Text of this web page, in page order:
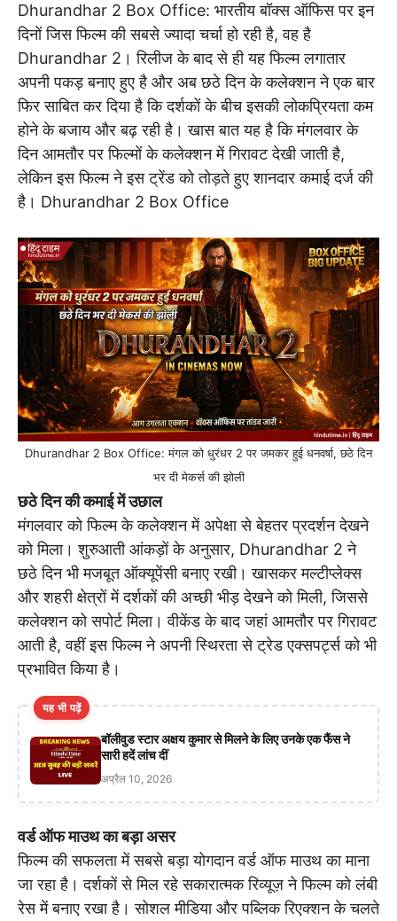
Dhurandhar 2 Box Office: भारतीय बॉक्स ऑफिस पर इन
दिनों जिस फिल्म की सबसे ज्यादा चर्चा हो रही है, वह है
Dhurandhar 2। रिलीज के बाद से ही यह फिल्म लगातार
अपनी पकड़ बनाए हुए है और अब छठे दिन के कलेक्शन ने एक बार
फिर साबित कर दिया है कि दर्शकों के बीच इसकी लोकप्रियता कम
होने के बजाय और बढ़ रही है। खास बात यह है कि मंगलवार के
दिन आमतौर पर फिल्मों के कलेक्शन में गिरावट देखी जाती है,
लेकिन इस फिल्म ने इस ट्रेंड को तोड़ते हुए शानदार कमाई दर्ज की
है। Dhurandhar 2 Box Office
Dhurandhar 2 Box Office: मंगल को धुरंधर 2 पर जमकर हुई धनवर्षा, छठे दिन
भर दी मेकर्स की झोली
छठे दिन की कमाई में उछाल
मंगलवार को फिल्म के कलेक्शन में अपेक्षा से बेहतर प्रदर्शन देखने
को मिला। शुरुआती आंकड़ों के अनुसार, Dhurandhar 2 ने
छठे दिन भी मजबूत ऑक्यूपेंसी बनाए रखी। खासकर मल्टीप्लेक्स
और शहरी क्षेत्रों में दर्शकों की अच्छी भीड़ देखने को मिली, जिससे
कलेक्शन को सपोर्ट मिला। वीकेंड के बाद जहां आमतौर पर गिरावट
आती है, वहीं इस फिल्म ने अपनी स्थिरता से ट्रेड एक्सपर्ट्स को भी
प्रभावित किया है।
यह भी पढ़ें
बॉलीवुड स्टार अक्षय कुमार से मिलने के लिए उनके एक फैंस ने
सारी हदें लांच दीं
अप्रैल 10, 2026
वर्ड ऑफ माउथ का बड़ा असर
फिल्म की सफलता में सबसे बड़ा योगदान वर्ड ऑफ माउथ का माना
जा रहा है। दर्शकों से मिल रहे सकारात्मक रिव्यूज़ ने फिल्म को लंबी
रेस में बनाए रखा है। सोशल मीडिया और पब्लिक रिएक्शन के चलते